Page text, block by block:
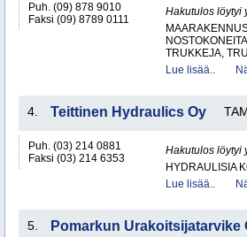
Puh. (09) 878 9010
Faksi (09) 8789 0111
Hakutulos löytyi
TRUKKEJA,
Lue lisää..
4. Teittinen Hydraulics Oy
Puh. (03) 214 0881
Faksi (03) 214 6353
Hakutulos löytyi
HYDRAULISIA
Lue lisää..
5. Pomarkun Urakoitsijatarvike